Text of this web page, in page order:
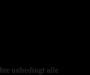
unbedingt alle